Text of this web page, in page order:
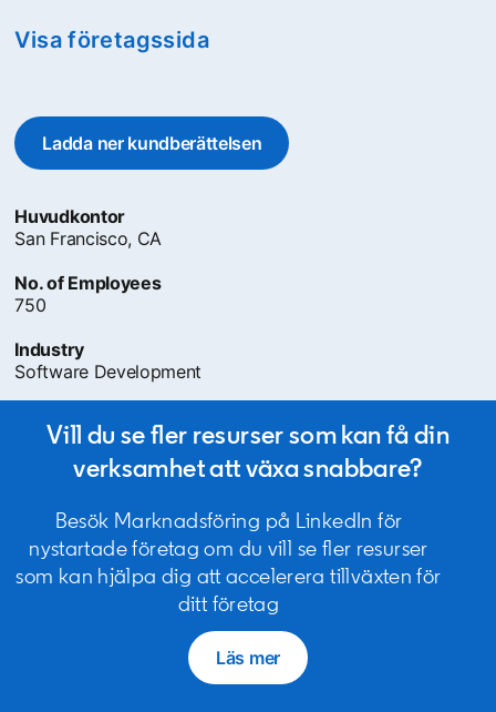
Visa företagssidaopens in a new tab
Ladda ner kundberättelsen
opens in a new tab
Huvudkontor
San Francisco, CA
No. of Employees
750
Industry
Software Development
Vill du se fler resurser som kan få din
verksamhet att växa snabbare?
Besök Marknadsföring på LinkedIn för
nystartade företag om du vill se fler resurser
som kan hjälpa dig att accelerera tillväxten för
ditt företag
Läs mer